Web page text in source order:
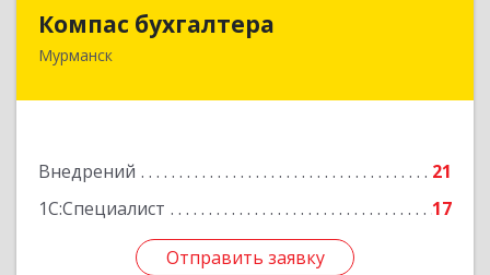
Компас бухгалтера
Мурманск
Внедрений
21
1С:Специалист
17
Отправить заявку
Отправить заявку